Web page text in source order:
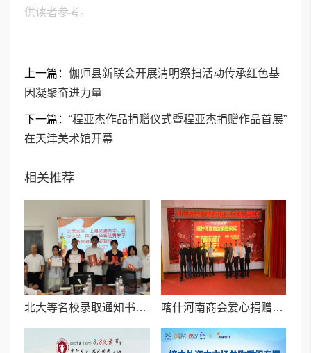
供读者参考。
上一篇： 伽师县新联会开展清明祭扫活动传承红色基
因凝聚奋进力量
下一篇： “程亚杰作品捐赠仪式暨程亚杰捐赠作品首展”
在天津美术馆开幕
相关推荐
北大等名校录取通知书送达仪式在喀什市特区实验学校暖心举行 喀什河南商会爱心捐赠暖民心 秋日温情映丰收